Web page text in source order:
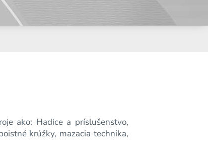
ako: Hadice a príslušenstvo,
krúžky, mazacia technika,